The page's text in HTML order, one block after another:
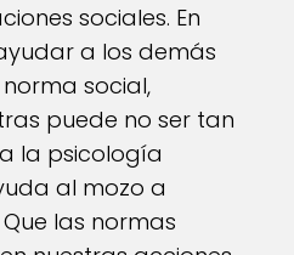
sociales. En
a los demás
social,
puede no ser tan
la psicología
al mozo a
las normas